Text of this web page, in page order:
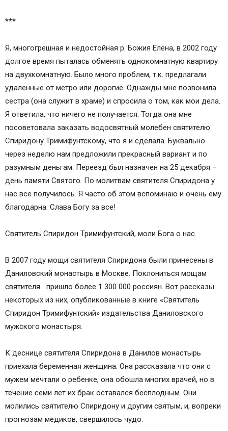
***
Я, многогрешная и недостойная р. Божия Елена, в 2002 году
долгое время пыталась обменять однокомнатную квартиру
на двухкомнатную. Было много проблем, т.к. предлагали
удаленные от метро или дорогие. Однажды мне позвонила
сестра (она служит в храме) и спросила о том, как мои дела.
Я ответила, что ничего не получается. Тогда она мне
посоветовала заказать водосвятный молебен святителю
Спиридону Тримифунтскому, что я и сделала. Буквально
через неделю нам предложили прекрасный вариант и по
разумным деньгам. Переезд был назначен на 25 декабря –
день памяти Святого. По молитвам святителя Спиридона у
нас всё получилось. Я часто об этом вспоминаю и очень ему
благодарна. Слава Богу за все!
Святитель Спиридон Тримифунтский, моли Бога о нас.
В 2007 году мощи святителя Спиридона были принесены в
Даниловский монастырь в Москве. Поклониться мощам
святителя пришло более 1 300 000 россиян. Вот рассказы
некоторых из них, опубликованные в книге «Святитель
Спиридон Тримифунтский» издательства Даниловского
мужского монастыря.
К деснице святителя Спиридона в Данилов монастырь
приехала беременная женщина. Она рассказала что они с
мужем мечтали о ребенке, она обошла многих врачей, но в
течение семи лет их брак оставался бесплодным. Они
молились святителю Спиридону и другим святым, и, вопреки
прогнозам медиков, свершилось чудо.